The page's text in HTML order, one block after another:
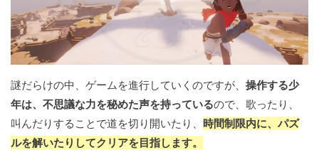
謎だらけの中、ゲームを進行していくのですが、 操作する少
年は、不思議な力を秘めた声を持っているので、歌ったり、
叫んだりすることで道を切り開いたり、 時間制限内に、パズ
ルを解いたりしてクリアを目指します。